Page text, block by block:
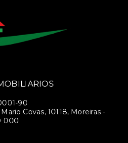
90
Covas, 10118, Moreiras -
000